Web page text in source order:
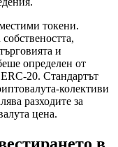
токени.
и
определен от
20. Стандартът
колективи
разходите за
цена.
в